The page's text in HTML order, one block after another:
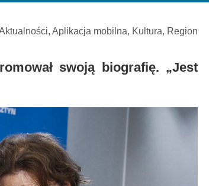
, Aplikacja mobilna, Kultura, Region
swoją biografię. „Jest